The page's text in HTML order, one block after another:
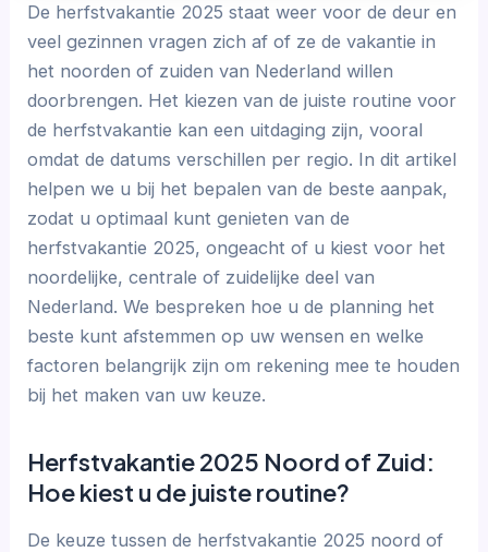
De herfstvakantie 2025 staat weer voor de deur en
veel gezinnen vragen zich af of ze de vakantie in
het noorden of zuiden van Nederland willen
doorbrengen. Het kiezen van de juiste routine voor
de herfstvakantie kan een uitdaging zijn, vooral
omdat de datums verschillen per regio. In dit artikel
helpen we u bij het bepalen van de beste aanpak,
zodat u optimaal kunt genieten van de
herfstvakantie 2025, ongeacht of u kiest voor het
noordelijke, centrale of zuidelijke deel van
Nederland. We bespreken hoe u de planning het
beste kunt afstemmen op uw wensen en welke
factoren belangrijk zijn om rekening mee te houden
bij het maken van uw keuze.
Herfstvakantie 2025 Noord of Zuid:
Hoe kiest u de juiste routine?
De keuze tussen de herfstvakantie 2025 noord of